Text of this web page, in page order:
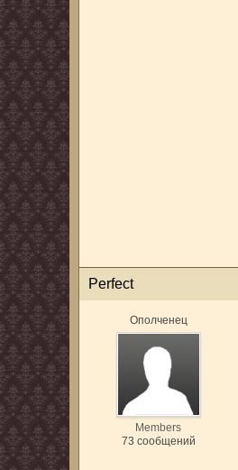
Perfect
Ополченец
Members
73 сообщений